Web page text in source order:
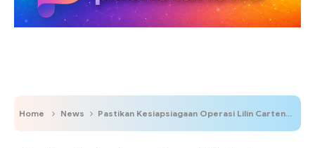
Home News Pastikan Kesiapsiagaan Operasi Lilin Cartenz 2025, Dirlantas Polda Papua Tinjau Pos Pengamanan dan Pelayanan di Kota Jayapura